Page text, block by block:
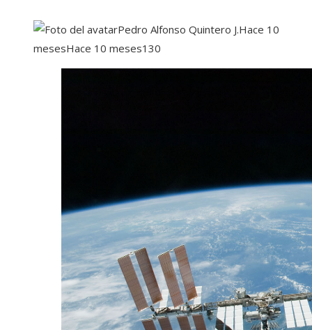
Pedro Alfonso Quintero J.Hace 10
mesesHace 10 meses130